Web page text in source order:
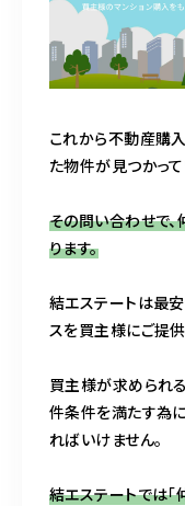
これから不動産購
た物件が見つかって
その問い合わせで
ります。
結エステートは最
スを買主様にご提供
買主様が求められ
件条件を満たす為に
ればいけません。
結エステートでは「